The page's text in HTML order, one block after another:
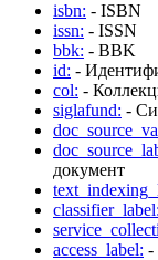
isbn: - ISBN
issn: - ISSN
bbk: - BBK
id: -
col: -
siglafund: -
документ
classifier_label:
access_label: -